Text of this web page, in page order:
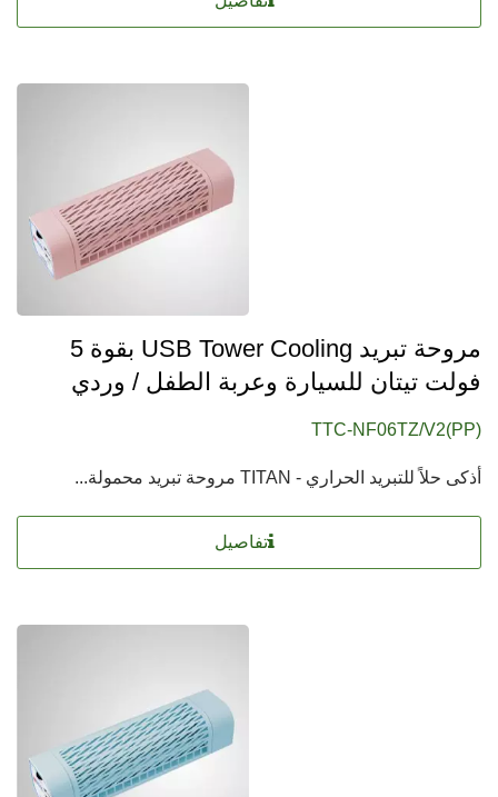
مروحة تبريد USB Tower Cooling بقوة 5
فولت تيتان للسيارة وعربة الطفل / وردي
TTC-NF06TZ/V2(PP)
أذكى حلاً للتبريد الحراري - TITAN مروحة تبريد محمولة...
تفاصيل